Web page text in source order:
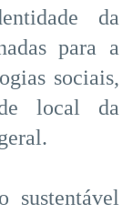
da
para a
sociais,
local da
sustentável